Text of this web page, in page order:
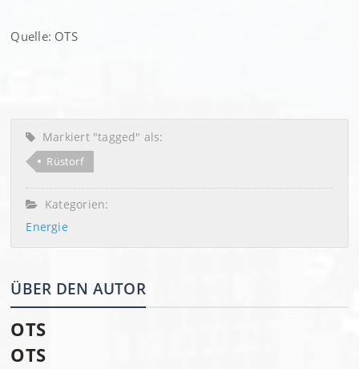
Quelle: OTS
Markiert "tagged" als:
Rüstorf
Kategorien:
Energie
ÜBER DEN AUTOR
OTS
OTS